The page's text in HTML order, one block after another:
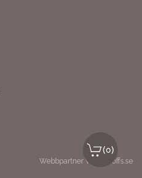
(0)
Webbpartner Webbproffs.se